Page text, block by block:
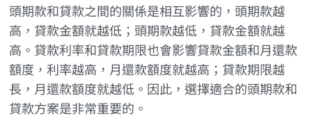
頭期款和貸款之間的關係是相互影響的，頭期款越
高，貸款金額就越低；頭期款越低，貸款金額就越
高。貸款利率和貸款期限也會影響貸款金額和月還款
額度，利率越高，月還款額度就越高；貸款期限越
長，月還款額度就越低。因此，選擇適合的頭期款和
貸款方案是非常重要的。